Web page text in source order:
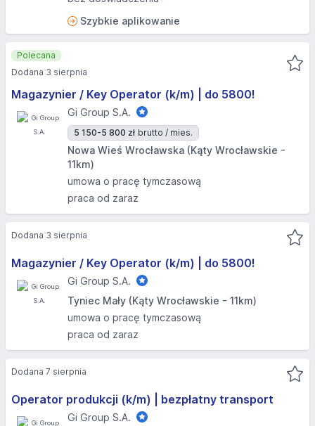
Szybkie aplikowanie
Magazynier / Key Operator (k/m) | do 5800!
Gi Group S.A.
5 150-5 800 zł brutto / mies.
Nowa Wieś Wrocławska (Kąty Wrocławskie -
11km)
umowa o pracę tymczasową
praca od zaraz
Polecana
Dodana 3 sierpnia
Magazynier / Key Operator (k/m) | do 5800!
Gi Group S.A.
Tyniec Mały (Kąty Wrocławskie - 11km)
umowa o pracę tymczasową
praca od zaraz
Dodana 3 sierpnia
Operator produkcji (k/m) | bezpłatny transport
Gi Group S.A.
Dodana 7 sierpnia